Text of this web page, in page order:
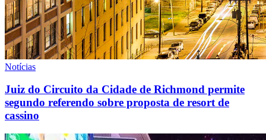
Notícias
Juiz do Circuito da Cidade de Richmond permite
segundo referendo sobre proposta de resort de
cassino